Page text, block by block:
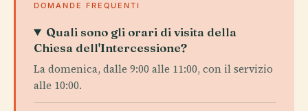
DOMANDE FREQUENTI
Quali sono gli orari di visita della
Chiesa dell'Intercessione?
La domenica, dalle 9:00 alle 11:00, con il servizio
alle 10:00.